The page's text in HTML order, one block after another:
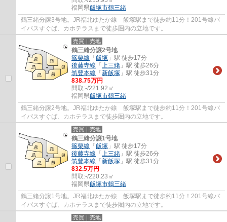
福岡県飯塚市鶴三緒
鶴三緒分譲3号地。JR福北ゆたか線 飯塚駅まで徒歩約11分！201号線バ
イパスすぐば、カホテラスまで徒歩圏内の立地です。
売買｜売地
鶴三緒分譲2号地
篠栗線 「 飯塚 」駅 徒歩17分
後藤寺線 「 上三緒 」駅 徒歩26分
筑豊本線 「 新飯塚 」駅 徒歩31分
838.75万円
間取:-/221.92㎡
福岡県飯塚市鶴三緒
鶴三緒分譲2号地。JR福北ゆたか線 飯塚駅まで徒歩約11分！201号線バ
イパスすぐば、カホテラスまで徒歩圏内の立地です。
売買｜売地
鶴三緒分譲1号地
篠栗線 「 飯塚 」駅 徒歩17分
後藤寺線 「 上三緒 」駅 徒歩26分
筑豊本線 「 新飯塚 」駅 徒歩31分
832.5万円
間取:-/220.23㎡
福岡県飯塚市鶴三緒
鶴三緒分譲1号地。JR福北ゆたか線 飯塚駅まで徒歩約11分！201号線バ
イパスすぐば、カホテラスまで徒歩圏内の立地です。
売買｜売地